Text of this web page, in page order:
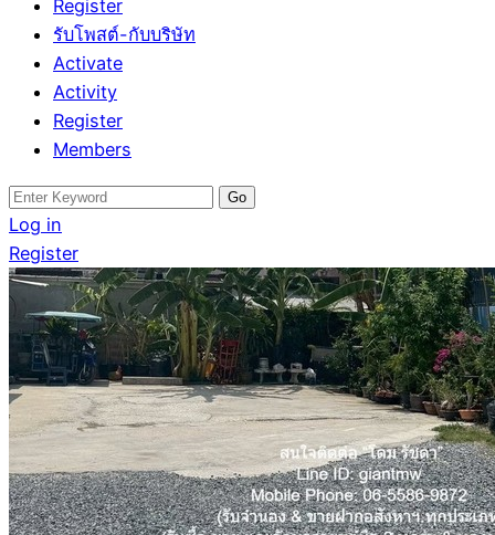
Register
รับโพสต์-กับบริษัท
Activate
Activity
Register
Members
Search
for:
Log in
Register